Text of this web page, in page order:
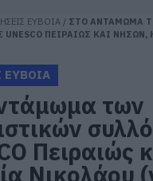
ΕΥΒΟΙΑ / ΣΤΟ ΑΝΤΑΜΩΜΑ
UNESCO ΠΕΙΡΑΙΩΣ ΚΑΙ
ΕΥΒΟΙΑ
των
Πειραιώς
Νικολάου